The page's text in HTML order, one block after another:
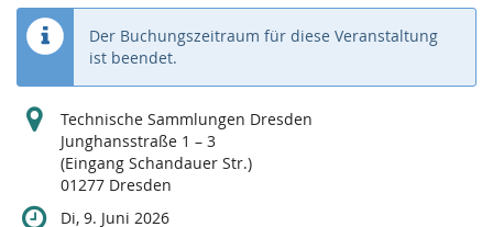
Der Buchungszeitraum für diese Veranstaltung
ist beendet.
Technische Sammlungen Dresden
Junghansstraße 1 – 3
(Eingang Schandauer Str.)
01277 Dresden
Di, 9. Juni 2026